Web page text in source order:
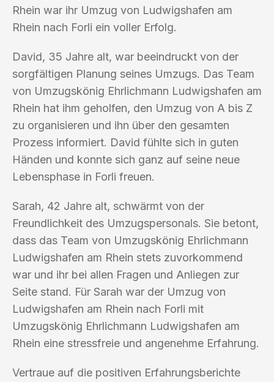
Rhein war ihr Umzug von Ludwigshafen am
Rhein nach Forli ein voller Erfolg.
David, 35 Jahre alt, war beeindruckt von der
sorgfältigen Planung seines Umzugs. Das Team
von Umzugskönig Ehrlichmann Ludwigshafen am
Rhein hat ihm geholfen, den Umzug von A bis Z
zu organisieren und ihn über den gesamten
Prozess informiert. David fühlte sich in guten
Händen und konnte sich ganz auf seine neue
Lebensphase in Forli freuen.
Sarah, 42 Jahre alt, schwärmt von der
Freundlichkeit des Umzugspersonals. Sie betont,
dass das Team von Umzugskönig Ehrlichmann
Ludwigshafen am Rhein stets zuvorkommend
war und ihr bei allen Fragen und Anliegen zur
Seite stand. Für Sarah war der Umzug von
Ludwigshafen am Rhein nach Forli mit
Umzugskönig Ehrlichmann Ludwigshafen am
Rhein eine stressfreie und angenehme Erfahrung.
Vertraue auf die positiven Erfahrungsberichte